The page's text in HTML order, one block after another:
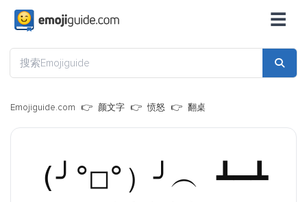
☰
Emojiguide.com 颜文字 愤怒 翻桌
(╯°□°）╯︵ ┻━┻